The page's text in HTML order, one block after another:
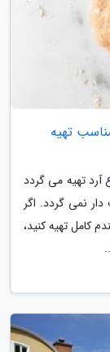
تهیه
آرد تهیه می گردد
نمی گردد. اگر
کامل تهیه کنید،